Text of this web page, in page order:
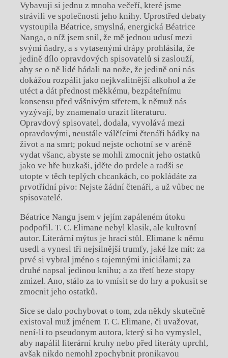
Vybavuji si jednu z mnoha večeří, které jsme
strávili ve společnosti jeho knihy. Uprostřed debaty
vystoupila Béatrice, smyslná, energická Béatrice
Nanga, o níž jsem snil, že mě jednou udusí mezi
svými ňadry, a s vytasenými drápy prohlásila, že
jedině dílo opravdových spisovatelů si zaslouží,
aby se o ně lidé hádali na nože, že jedině oni nás
dokážou rozpálit jako nejkvalitnější alkohol a že
utéct a dát přednost měkkému, bezpáteřnímu
konsensu před vášnivým střetem, k němuž nás
vyzývají, by znamenalo urazit literaturu.
Opravdový spisovatel, dodala, vyvolává mezi
opravdovými, neustále válčícími čtenáři hádky na
život a na smrt; pokud nejste ochotní se v aréně
vydat všanc, abyste se mohli zmocnit jeho ostatků
jako ve hře buzkaši, jděte do prdele a radši se
utopte v těch teplých chcankách, co pokládáte za
prvotřídní pivo: Nejste žádní čtenáři, a už vůbec ne
spisovatelé.
Béatrice Nangu jsem v jejím zapáleném útoku
podpořil. T. C. Elimane nebyl klasik, ale kultovní
autor. Literární mýtus je hrací stůl. Elimane k němu
usedl a vynesl tři nejsilnější trumfy, jaké lze mít: za
prvé si vybral jméno s tajemnými iniciálami; za
druhé napsal jedinou knihu; a za třetí beze stopy
zmizel. Ano, stálo za to vmísit se do hry a pokusit se
zmocnit jeho ostatků.
Sice se dalo pochybovat o tom, zda někdy skutečně
existoval muž jménem T. C. Elimane, či uvažovat,
není-li to pseudonym autora, který si ho vymyslel,
aby napálil literární kruhy nebo před literáty uprchl,
avšak nikdo nemohl zpochybnit pronikavou